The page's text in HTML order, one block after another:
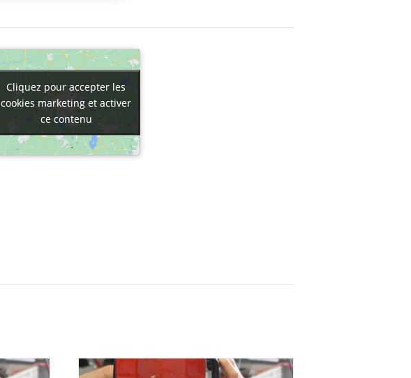
Cliquez pour accepter les
cookies marketing et activer
ce contenu
Cliquez pour accepter les
cookies marketing et activer
ce contenu